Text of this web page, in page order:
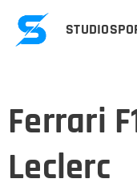
Ferrari
Leclerc